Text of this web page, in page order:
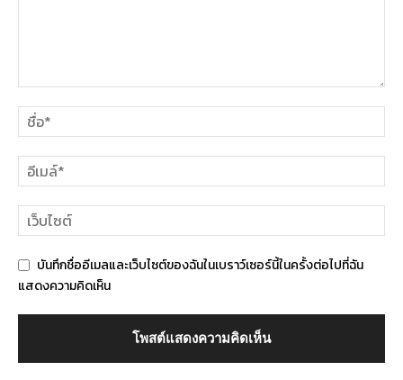
บันทึกชื่ออีเมลและเว็บไซต์ของฉันในเบราว์เซอร์นี้ในครั้งต่อไปที่ฉัน
แสดงความคิดเห็น